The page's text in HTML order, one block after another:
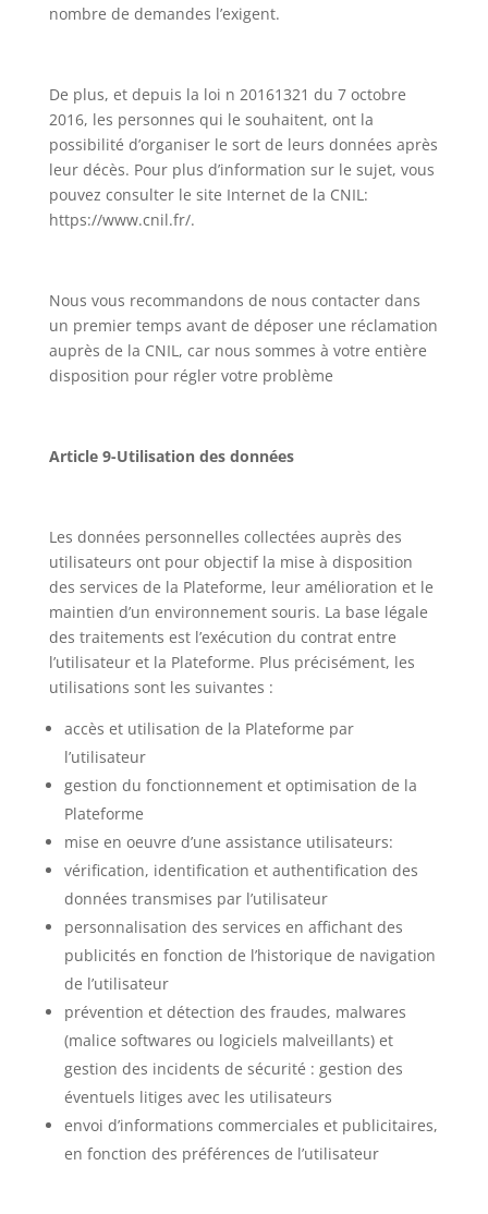
nombre de demandes l’exigent.
De plus, et depuis la loi n 20161321 du 7 octobre
2016, les personnes qui le souhaitent, ont la
possibilité d’organiser le sort de leurs données après
leur décès. Pour plus d’information sur le sujet, vous
pouvez consulter le site Internet de la CNIL:
https://www.cnil.fr/.
Nous vous recommandons de nous contacter dans
un premier temps avant de déposer une réclamation
auprès de la CNIL, car nous sommes à votre entière
disposition pour régler votre problème
Article 9-Utilisation des données
Les données personnelles collectées auprès des
utilisateurs ont pour objectif la mise à disposition
des services de la Plateforme, leur amélioration et le
maintien d’un environnement souris. La base légale
des traitements est l’exécution du contrat entre
l’utilisateur et la Plateforme. Plus précisément, les
utilisations sont les suivantes :
accès et utilisation de la Plateforme par
l’utilisateur
gestion du fonctionnement et optimisation de la
Plateforme
mise en oeuvre d’une assistance utilisateurs:
vérification, identification et authentification des
données transmises par l’utilisateur
personnalisation des services en affichant des
publicités en fonction de l’historique de navigation
de l’utilisateur
prévention et détection des fraudes, malwares
(malice softwares ou logiciels malveillants) et
gestion des incidents de sécurité : gestion des
éventuels litiges avec les utilisateurs
envoi d’informations commerciales et publicitaires,
en fonction des préférences de l’utilisateur